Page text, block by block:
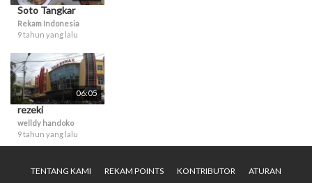
Soto Tangkar
Rekam Indonesia
9 tahun yang lalu
06:05
rezeki
welldy handoko
9 tahun yang lalu
TENTANG KAMI REKAM POINTS KONTRIBUTOR
ATURAN